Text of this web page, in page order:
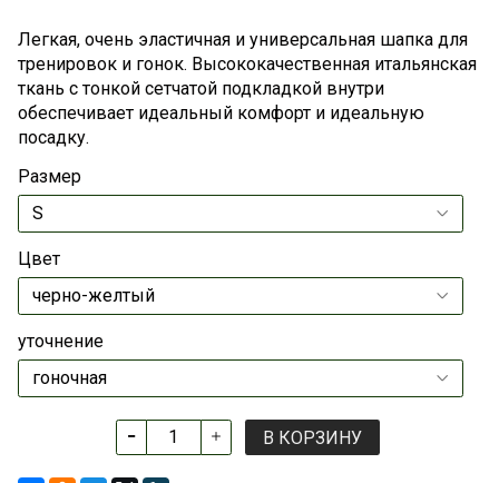
Легкая, очень эластичная и универсальная шапка для
тренировок и гонок. Высококачественная итальянская
ткань с тонкой сетчатой ​​подкладкой внутри
обеспечивает идеальный комфорт и идеальную
посадку.
Размер
Цвет
уточнение
В КОРЗИНУ